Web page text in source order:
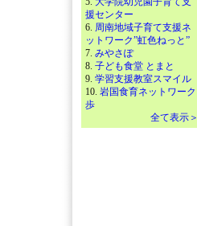
援センター
6. 周南地域子育て支援ネ
ットワーク”虹色ねっと”
7. みやさぽ
8. 子ども食堂 とまと
9. 学習支援教室スマイル
10. 岩国食育ネットワーク
歩
全て表示＞